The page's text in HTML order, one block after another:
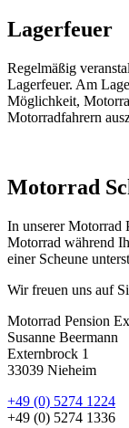
Lagerfeuer
Regelmäßig
Lagerfeuer. Am
Möglichkeit,
Motorradfahrern
Motorrad
In unserer Motorrad
Motorrad während
einer Scheune
Wir freuen uns auf
Motorrad Pension
Susanne Beermann
Externbrock 1
33039 Nieheim
+49 (0) 5274 1224
+49 (0) 5274 1336